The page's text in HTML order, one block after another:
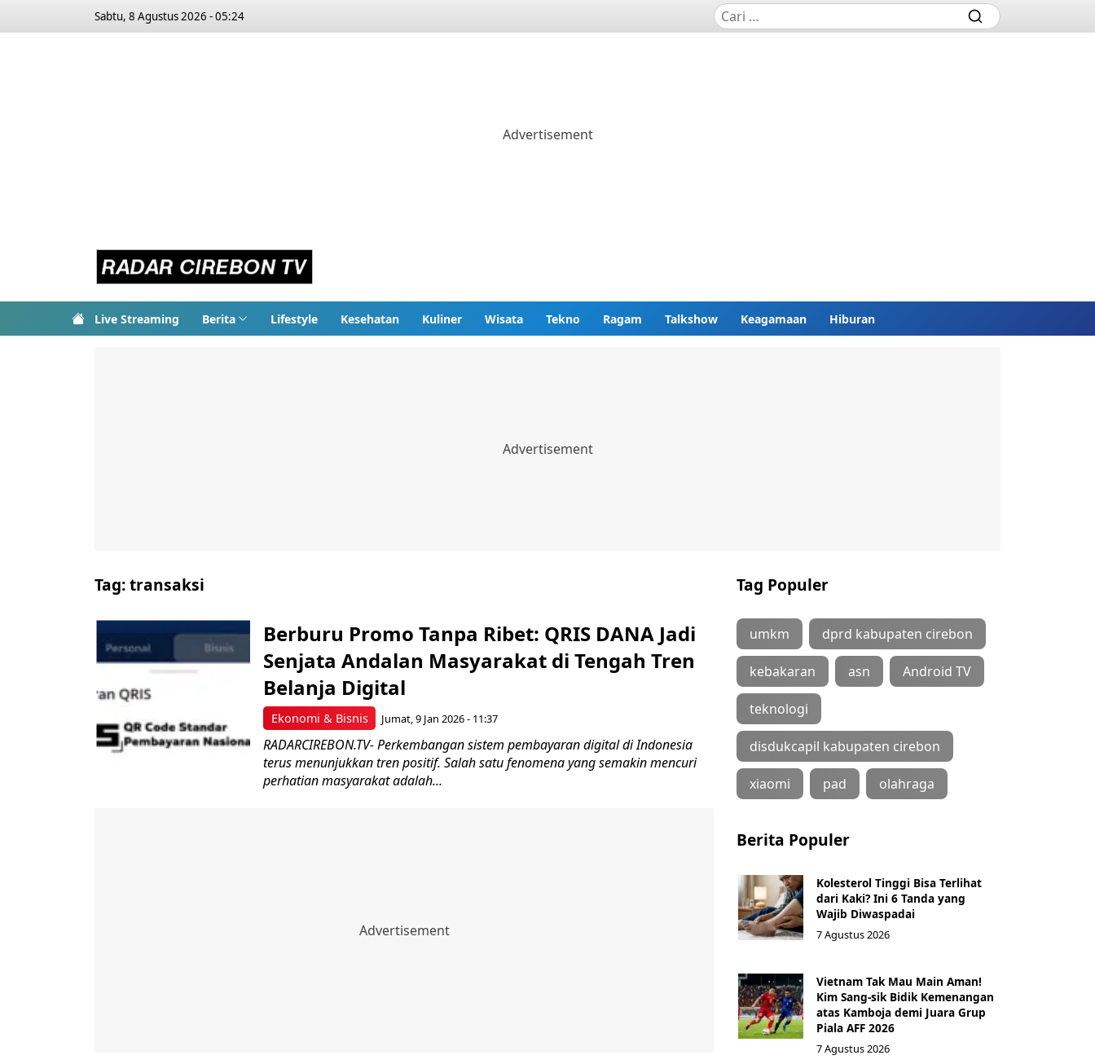
Sabtu, 8 Agustus 2026 - 05:24
Live Streaming Berita Lifestyle Kesehatan Kuliner Wisata Tekno Ragam Talkshow Keagamaan Hiburan
Tag:transaksi
Ekonomi & Bisnis
Berburu Promo Tanpa Ribet: QRIS DANA Jadi
Senjata Andalan Masyarakat di Tengah Tren
Belanja Digital
Jumat, 9 Jan 2026 - 11:37
RADARCIREBON.TV- Perkembangan sistem pembayaran digital di Indonesia
terus menunjukkan tren positif. Salah satu fenomena yang semakin mencuri
perhatian masyarakat adalah...
Tag Populer
umkm dprd kabupaten cirebon
kebakaran asn Android TV
teknologi
disdukcapil kabupaten cirebon
xiaomi pad olahraga
Berita Populer
Kolesterol Tinggi Bisa Terlihat
dari Kaki? Ini 6 Tanda yang
Wajib Diwaspadai
7 Agustus 2026
Vietnam Tak Mau Main Aman!
Kim Sang-sik Bidik Kemenangan
atas Kamboja demi Juara Grup
Piala AFF 2026
7 Agustus 2026